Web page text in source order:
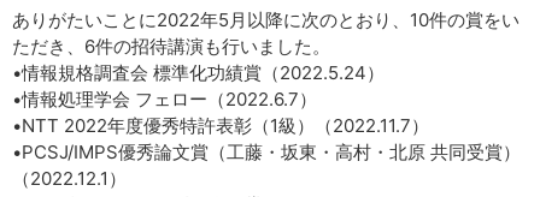
ありがたいことに2022年5月以降に次のとおり、10件の賞をい
ただき、6件の招待講演も行いました。
•情報規格調査会 標準化功績賞（2022.5.24）
•情報処理学会 フェロー（2022.6.7）
•NTT 2022年度優秀特許表彰（1級）（2022.11.7）
•PCSJ/IMPS優秀論文賞（工藤・坂東・高村・北原 共同受賞）
（2022.12.1）